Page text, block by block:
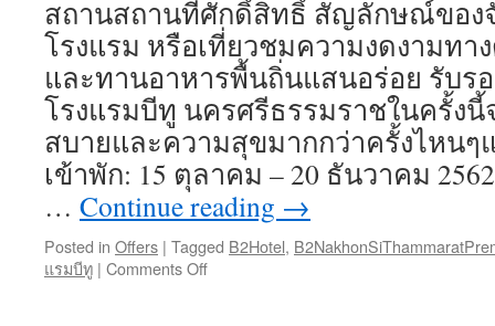
53
สถานสถานที่ศักดิ์สิทธิ์ สัญลักษณ์ของ
โรงแรม หรือเที่ยวชมความงดงามท
และทานอาหารพื้นถิ่นแสนอร่อย รับร
โรงแรมบีทู นครศรีธรรมราชในครั้ง
สบายและความสุขมากกว่าครั้งไหนๆ
เข้าพัก: 15 ตุลาคม – 20 ธันวาคม
… Continue reading →
Posted in Offers | Tagged B2Hotel,
แรมบีทู | Comments Off